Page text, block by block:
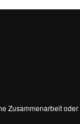
Zusammenarbeit